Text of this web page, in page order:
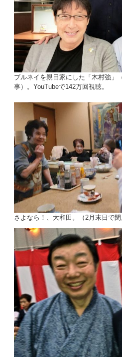
ブルネイを親日家にした「木村強」
事）。YouTubeで142万回視聴。
さよなら！、大和田。（2月末日で閉